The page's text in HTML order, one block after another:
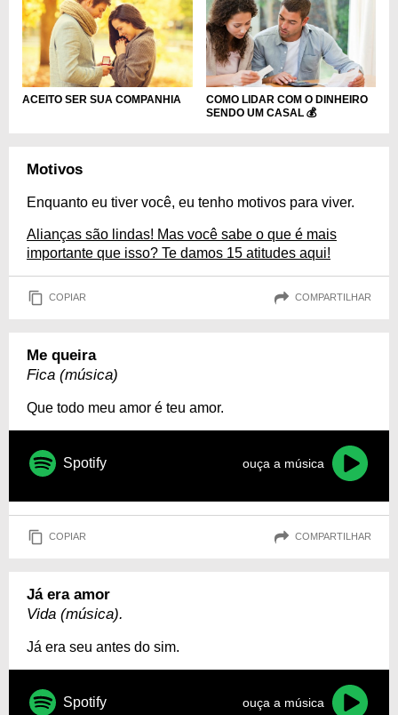
ACEITO SER SUA COMPANHIA
COMO LIDAR COM O DINHEIRO
SENDO UM CASAL 💰
Motivos
Enquanto eu tiver você, eu tenho motivos para viver.
Alianças são lindas! Mas você sabe o que é mais
importante que isso? Te damos 15 atitudes aqui!
COPIAR COMPARTILHAR
Me queira
Fica (música)
Que todo meu amor é teu amor.
Spotify ouça a música
COPIAR COMPARTILHAR
Já era amor
Vida (música).
Já era seu antes do sim.
Spotify ouça a música